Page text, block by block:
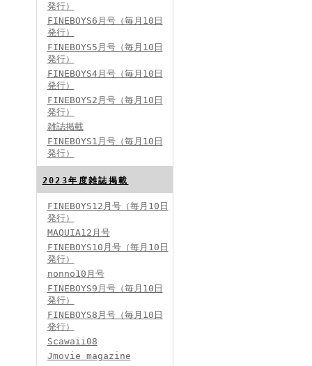
FINEBOYS2024年4月号
FINEBOYS2024年2月号
2024分バックナンバー
2023分バックナンバー
2022年分バックナンバー
2019年分バックナンバー
2018年分バックナンバー
2017年分バックナンバー
2016年分バックナンバー
2014年分バックナンバー
発行）
FINEBOYS6月号（毎月10日
発行）
FINEBOYS5月号（毎月10日
発行）
FINEBOYS4月号（毎月10日
発行）
FINEBOYS2月号（毎月10日
発行）
雑誌掲載
FINEBOYS1月号（毎月10日
発行）
2023年度雑誌掲載
FINEBOYS12月号（毎月10日
発行）
MAQUIA12月号
FINEBOYS10月号（毎月10日
発行）
nonno10月号
FINEBOYS9月号（毎月10日
発行）
FINEBOYS8月号（毎月10日
発行）
Scawaii08
Jmovie magazine